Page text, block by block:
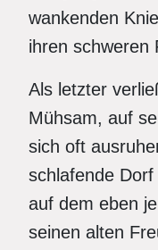
wankenden
ihren schweren
Als letzter
Mühsam, auf
sich oft
schlafende
auf dem eben
seinen alten